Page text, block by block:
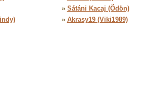
» Sátáni Kacaj (Ödön)
» Akrasy19 (Viki1989)